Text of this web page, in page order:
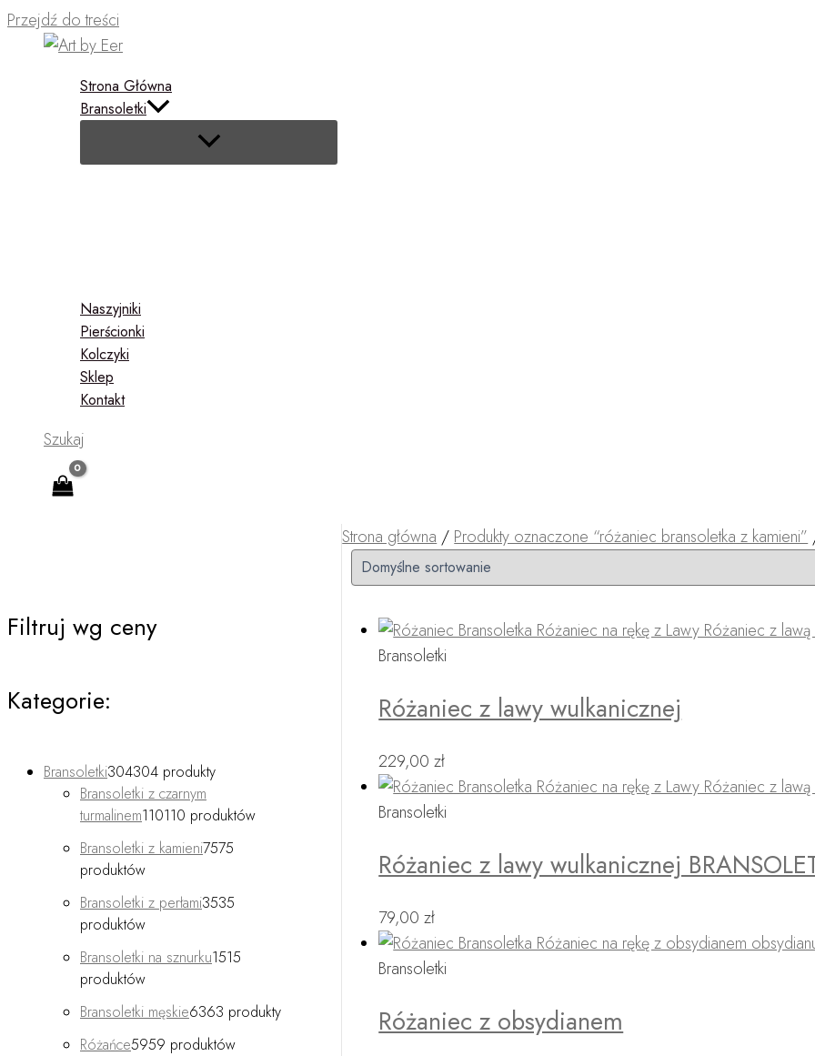
Przejdź do treści
Strona Główna
Bransoletki
Naszyjniki
Pierścionki
Kolczyki
Sklep
Kontakt
Szukaj
Filtruj wg ceny
Kategorie:
Bransoletki304304 produkty
Bransoletki z czarnym
turmalinem110110 produktów
Bransoletki z kamieni7575
produktów
Bransoletki z perłami3535
produktów
Bransoletki na sznurku1515
produktów
Bransoletki męskie6363 produkty
Różańce5959 produktów
Strona główna / Produkty oznaczone “różaniec bransoletka z kamieni”
Bransoletki
Różaniec z lawy wulkanicznej
229,00zł
Bransoletki
Różaniec z lawy wulkanicznej
79,00zł
Bransoletki
Różaniec z obsydianem